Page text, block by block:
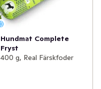
Hundmat Complete
Fryst
400 g, Real Färskfoder